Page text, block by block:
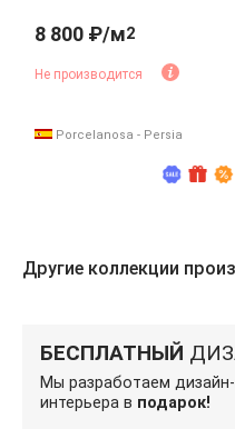
8 800 ₽/м2
Не производится
Porcelanosa - Persia
Другие коллекции
БЕСПЛАТНЫЙ
Мы разработаем
интерьера в подарок!